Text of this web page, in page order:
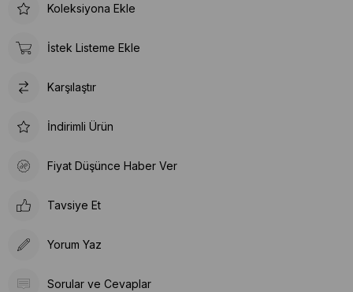
Koleksiyona Ekle
İstek Listeme Ekle
Karşılaştır
İndirimli Ürün
Fiyat Düşünce Haber Ver
Tavsiye Et
Yorum Yaz
Sorular ve Cevaplar